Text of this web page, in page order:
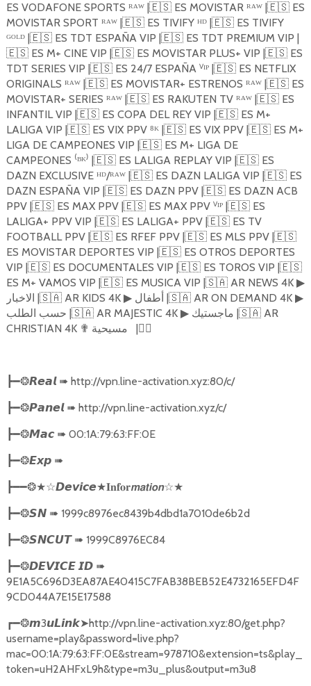
ES VODAFONE SPORTS ᴿᴬᵂ |🇪🇸ES MOVISTAR ᴿᴬᵂ |🇪🇸ES
MOVISTAR SPORT ᴿᴬᵂ |🇪🇸ES TIVIFY ᴴᴰ |🇪🇸ES TIVIFY
ᴳᴼᴸᴰ |🇪🇸ES TDT ESPAÑA VIP |🇪🇸ES TDT PREMIUM VIP |
🇪🇸ES M+ CINE VIP |🇪🇸ES MOVISTAR PLUS+ VIP |🇪🇸ES
TDT SERIES VIP |🇪🇸ES 24/7 ESPAÑA ⱽᴵᴾ |🇪🇸ES NETFLIX
ORIGINALS ᴿᴬᵂ |🇪🇸ES MOVISTAR+ ESTRENOS ᴿᴬᵂ |🇪🇸ES
MOVISTAR+ SERIES ᴿᴬᵂ |🇪🇸ES RAKUTEN TV ᴿᴬᵂ |🇪🇸ES
INFANTIL VIP |🇪🇸ES COPA DEL REY VIP |🇪🇸ES M+
LALIGA VIP |🇪🇸ES VIX PPV ⁸ᴷ |🇪🇸ES VIX PPV |🇪🇸ES M+
LIGA DE CAMPEONES VIP |🇪🇸ES M+ LIGA DE
CAMPEONES ⁽ᴮᴷ⁾ |🇪🇸ES LALIGA REPLAY VIP |🇪🇸ES
DAZN EXCLUSIVE ᴴᴰ/ᴿᴬᵂ |🇪🇸ES DAZN LALIGA VIP |🇪🇸ES
DAZN ESPAÑA VIP |🇪🇸ES DAZN PPV |🇪🇸ES DAZN ACB
PPV |🇪🇸ES MAX PPV |🇪🇸ES MAX PPV ⱽᴵᴾ |🇪🇸ES
LALIGA+ PPV VIP |🇪🇸ES LALIGA+ PPV |🇪🇸ES TV
FOOTBALL PPV |🇪🇸ES RFEF PPV |🇪🇸ES MLS PPV |🇪🇸
ES MOVISTAR DEPORTES VIP |🇪🇸ES OTROS DEPORTES
VIP |🇪🇸ES DOCUMENTALES VIP |🇪🇸ES TOROS VIP |🇪🇸
ES M+ VAMOS VIP |🇪🇸ES MUSICA VIP |🇸🇦AR NEWS 4K ▶
الاخبار |🇸🇦AR KIDS 4K ▶ أطفال |🇸🇦AR ON DEMAND 4K ▶
حسب الطلب |🇸🇦AR ️MAJESTIC 4K ▶ ️ماجستيك |🇸🇦AR
CHRISTIAN 4K ✟ مسيحية |🏴‍☠️
┣━❂𝙍𝙚𝙖𝙡 ➠ http://vpn.line-activation.xyz:80/c/
┣━❂𝙋𝙖𝙣𝙚𝙡 ➠ http://vpn.line-activation.xyz/c/
┣━❂𝙈𝙖𝙘 ➠ 00:1A:79:63:FF:0E
┣━❂𝙀𝙭𝙥 ➠
┣━━❂★☆𝘿𝙚𝙫𝙞𝙘𝙚★𝐈𝐧𝐟𝐨𝐫𝙢𝙖𝙩𝙞𝙤𝙣☆★
┣━❂𝙎𝙉 ➠ 1999c8976ec8439b4dbd1a7010de6b2d
┣━❂𝙎𝙉𝘾𝙐𝙏 ➠ 1999C8976EC84
┣━❂𝘿𝙀𝙑𝙄𝘾𝙀 𝙄𝘿 ➠
9E1A5C696D3EA87AE40415C7FAB38BEB52E4732165EFD4F
9CD044A7E15E17588
┏━❂𝙢3𝙪𝙇𝙞𝙣𝙠➤http://vpn.line-activation.xyz:80/get.php?
username=play&password=live.php?
mac=00:1A:79:63:FF:0E&stream=978710&extension=ts&play_
token=uH2AHFxL9h&type=m3u_plus&output=m3u8